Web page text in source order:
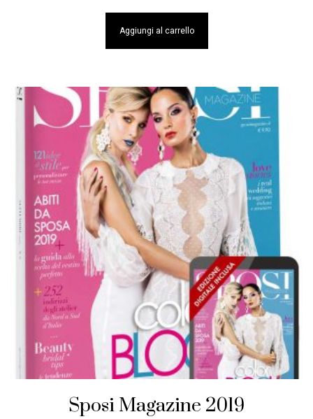
Aggiungi al carrello
Sposi Magazine 2019